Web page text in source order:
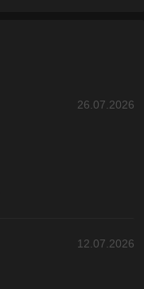
26.07.2026
12.07.2026